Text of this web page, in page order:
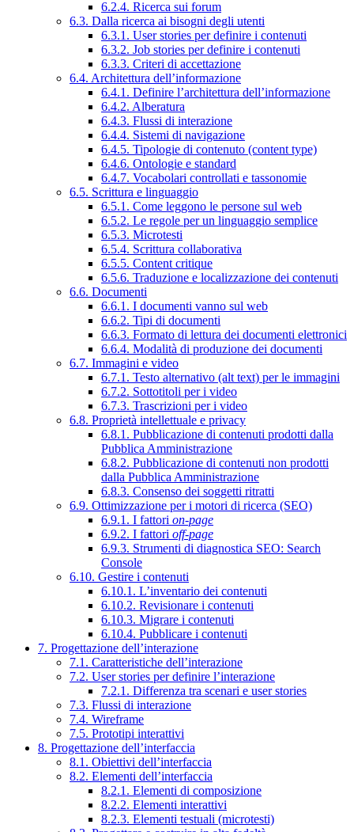
6.2.4. Ricerca sui forum
6.3. Dalla ricerca ai bisogni degli utenti
6.3.1. User stories per definire i contenuti
6.3.2. Job stories per definire i contenuti
6.3.3. Criteri di accettazione
6.4. Architettura dell’informazione
6.4.1. Definire l’architettura dell’informazione
6.4.2. Alberatura
6.4.3. Flussi di interazione
6.4.4. Sistemi di navigazione
6.4.5. Tipologie di contenuto (content type)
6.4.6. Ontologie e standard
6.4.7. Vocabolari controllati e tassonomie
6.5. Scrittura e linguaggio
6.5.1. Come leggono le persone sul web
6.5.2. Le regole per un linguaggio semplice
6.5.3. Microtesti
6.5.4. Scrittura collaborativa
6.5.5. Content critique
6.5.6. Traduzione e localizzazione dei contenuti
6.6. Documenti
6.6.1. I documenti vanno sul web
6.6.2. Tipi di documenti
6.6.3. Formato di lettura dei documenti elettronici
6.6.4. Modalità di produzione dei documenti
6.7. Immagini e video
6.7.1. Testo alternativo (alt text) per le immagini
6.7.2. Sottotitoli per i video
6.7.3. Trascrizioni per i video
6.8. Proprietà intellettuale e privacy
6.8.1. Pubblicazione di contenuti prodotti dalla
Pubblica Amministrazione
6.8.2. Pubblicazione di contenuti non prodotti
dalla Pubblica Amministrazione
6.8.3. Consenso dei soggetti ritratti
6.9. Ottimizzazione per i motori di ricerca (SEO)
6.9.1. I fattori on-page
6.9.2. I fattori off-page
6.9.3. Strumenti di diagnostica SEO: Search
Console
6.10. Gestire i contenuti
6.10.1. L’inventario dei contenuti
6.10.2. Revisionare i contenuti
6.10.3. Migrare i contenuti
6.10.4. Pubblicare i contenuti
7. Progettazione dell’interazione
7.1. Caratteristiche dell’interazione
7.2. User stories per definire l’interazione
7.2.1. Differenza tra scenari e user stories
7.3. Flussi di interazione
7.4. Wireframe
7.5. Prototipi interattivi
8. Progettazione dell’interfaccia
8.1. Obiettivi dell’interfaccia
8.2. Elementi dell’interfaccia
8.2.1. Elementi di composizione
8.2.2. Elementi interattivi
8.2.3. Elementi testuali (microtesti)